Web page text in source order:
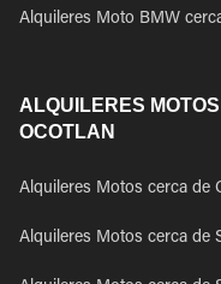
Alquileres Moto BMW
ALQUILERES
OCOTLAN
Alquileres Motos cerca de
Alquileres Motos cerca de